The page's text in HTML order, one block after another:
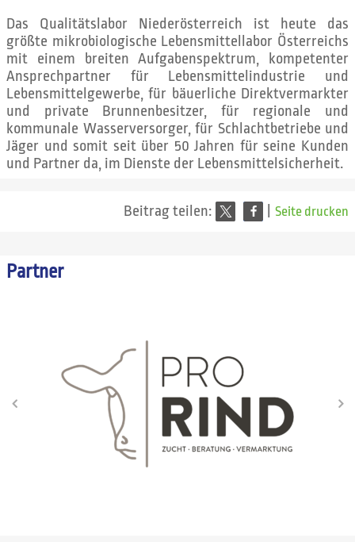
Das Qualitätslabor Niederösterreich ist heute das
größte mikrobiologische Lebensmittellabor Österreichs
mit einem breiten Aufgabenspektrum, kompetenter
Ansprechpartner für Lebensmittelindustrie und
Lebensmittelgewerbe, für bäuerliche Direktvermarkter
und private Brunnenbesitzer, für regionale und
kommunale Wasserversorger, für Schlachtbetriebe und
Jäger und somit seit über 50 Jahren für seine Kunden
und Partner da, im Dienste der Lebensmittelsicherheit.
Beitrag teilen: Seite drucken
Partner